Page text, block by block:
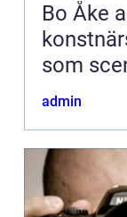
Bo Åke
som
admin